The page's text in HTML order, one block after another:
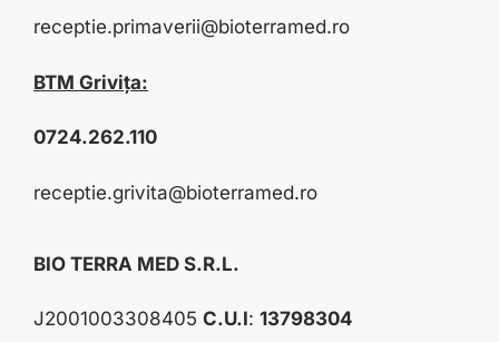
receptie.primaverii@bioterramed.ro
BTM Grivița:
0724.262.110
receptie.grivita@bioterramed.ro
BIO TERRA MED S.R.L.
J2001003308405 C.U.I: 13798304